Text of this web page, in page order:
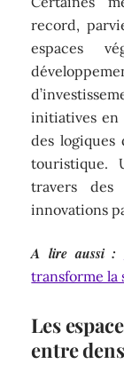
record,
espaces
initiatives en
des
touristique.
travers des
innovations
A lire aussi :
transforme la
Les
entre